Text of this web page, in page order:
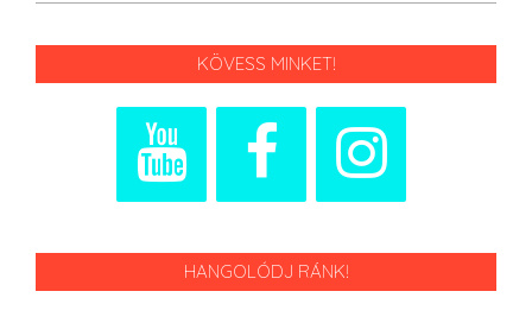
KÖVESS MINKET!
HANGOLÓDJ RÁNK!